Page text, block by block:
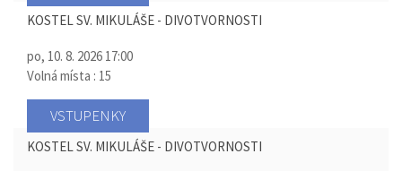
KOSTEL SV. MIKULÁŠE - DIVOTVORNOSTI
po, 10. 8. 2026 17:00
Volná místa : 15
VSTUPENKY
KOSTEL SV. MIKULÁŠE - DIVOTVORNOSTI